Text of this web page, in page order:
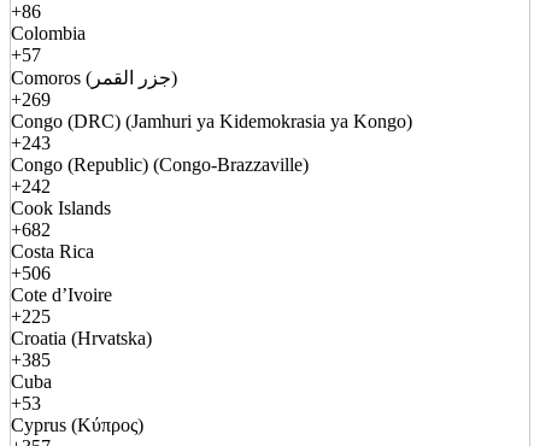
+86
Colombia
+57
Comoros (جزر القمر)
+269
Congo (DRC) (Jamhuri ya Kidemokrasia ya Kongo)
+243
Congo (Republic) (Congo-Brazzaville)
+242
Cook Islands
+682
Costa Rica
+506
Cote d’Ivoire
+225
Croatia (Hrvatska)
+385
Cuba
+53
Cyprus (Κύπρος)